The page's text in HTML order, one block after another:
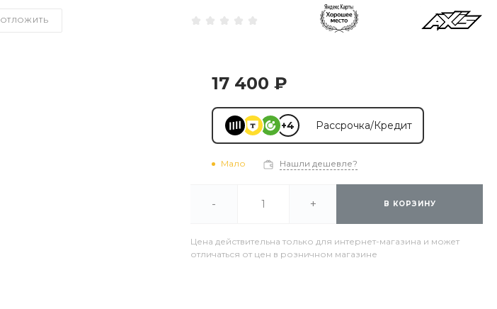
ОТЛОЖИТЬ
17 400 ₽
+4 Рассрочка/Кредит
Мало Нашли дешевле?
- + В КОРЗИНУ
Цена действительна только для интернет-магазина и может
отличаться от цен в розничном магазине